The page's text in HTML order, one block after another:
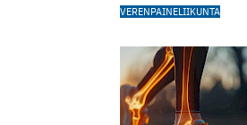
VERENPAINELIIKUNTA